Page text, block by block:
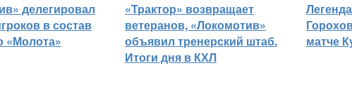
делегировал
в состав
«Молота»
«Трактор» возвращает
ветеранов, «Локомотив»
объявил тренерский штаб.
Итоги дня в КХЛ
матче